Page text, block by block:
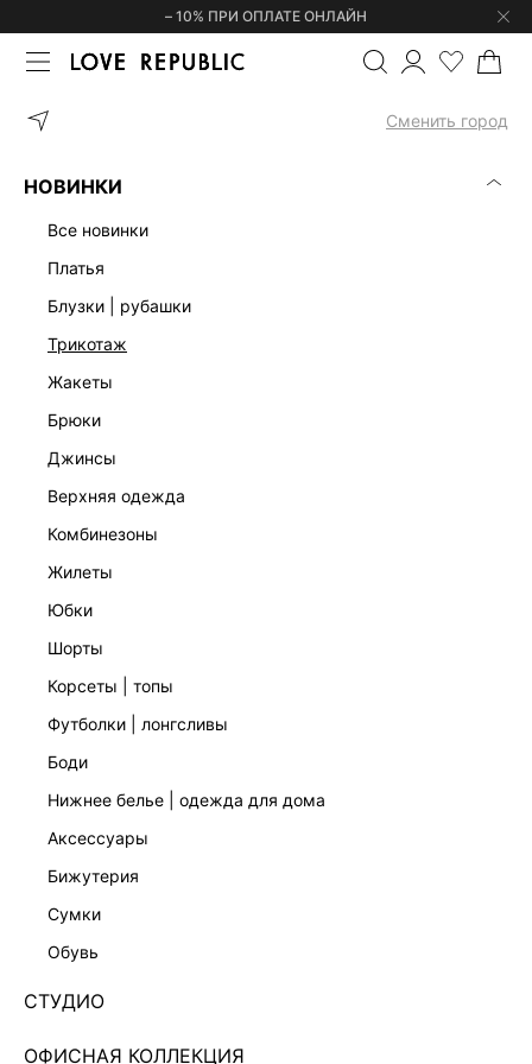
– 10% ПРИ ОПЛАТЕ ОНЛАЙН
Сменить город
НОВИНКИ
все новинки
платья
блузки | рубашки
трикотаж
жакеты
брюки
джинсы
верхняя одежда
комбинезоны
жилеты
юбки
шорты
корсеты | топы
футболки | лонгсливы
боди
нижнее белье | одежда для дома
аксессуары
бижутерия
сумки
обувь
СТУДИО
ОФИСНАЯ КОЛЛЕКЦИЯ
ГЛАВНАЯ КУРТКИ
НАПОЛНИТЕЛЕМ 5450532132-22